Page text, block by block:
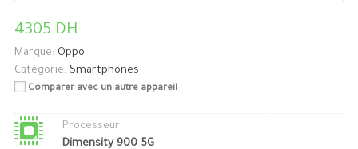
4305 DH
Marque: Oppo
Catégorie: Smartphones
Comparer avec un autre appareil
Processeur
Dimensity 900 5G